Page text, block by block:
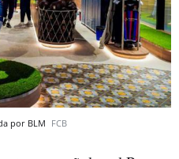
por BLM FCB